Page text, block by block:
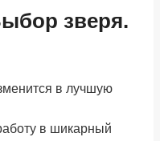
зверя.
в лучшую
в шикарный